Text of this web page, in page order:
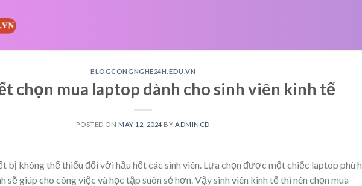
BLOGCONGNGHE24H.EDU.VN
chọn mua laptop dành cho sinh viên kinh tế
POSTED ON MAY 12, 2024 BY ADMINCD
bị không thể thiếu đối với hầu hết các sinh viên. Lựa chọn được một chiếc laptop phù
sẽ giúp cho công việc và học tập suôn sẻ hơn. Vậy sinh viên kinh tế thì nên chọn mua